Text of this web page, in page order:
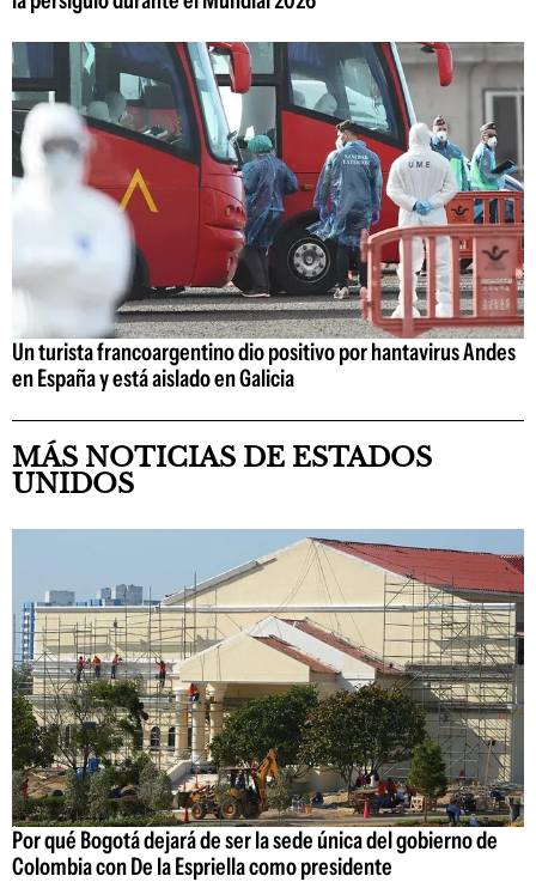
Un turista francoargentino dio positivo por hantavirus Andes
en España y está aislado en Galicia
MÁS NOTICIAS DE ESTADOS
UNIDOS
Por qué Bogotá dejará de ser la sede única del gobierno de
Colombia con De la Espriella como presidente